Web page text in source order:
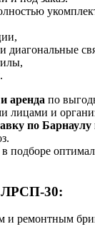
диагональные
аренда по
лицами и
по
подборе
ЛРСП-30:
и ремонтным